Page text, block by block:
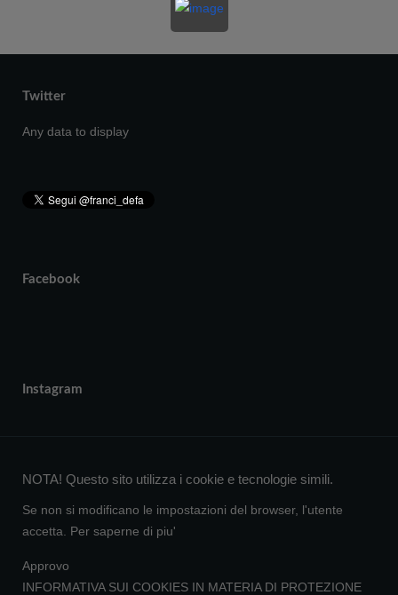
Twitter
Any data to display
Facebook
Instagram
NOTA! Questo sito utilizza i cookie e tecnologie simili.
Se non si modificano le impostazioni del browser, l'utente
accetta. Per saperne di piu'
Approvo
INFORMATIVA SUI COOKIES IN MATERIA DI PROTEZIONE